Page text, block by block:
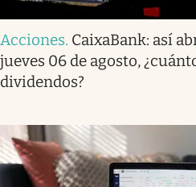
Acciones. CaixaBank: así
jueves 06 de agosto,
dividendos?